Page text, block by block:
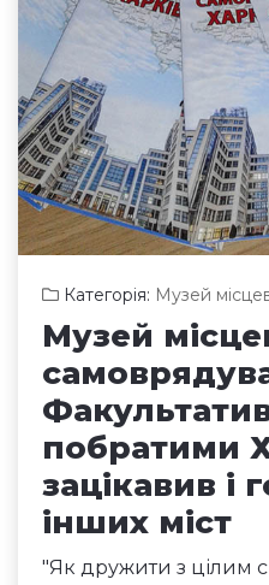
Категорія: Музей
Музей
побратими
зацікавив і
інших міст
"Як дружити з цілим